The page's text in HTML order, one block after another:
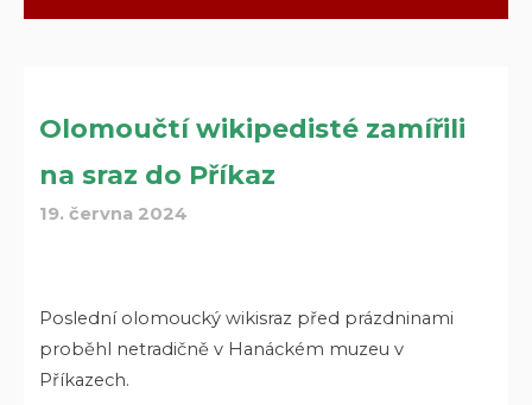
Olomoučtí wikipedisté zamířili
na sraz do Příkaz
19. června 2024
Poslední olomoucký wikisraz před prázdninami
proběhl netradičně v Hanáckém muzeu v
Příkazech.